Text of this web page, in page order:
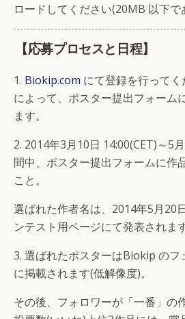
ロードしてください(20MB 以下で
【応募プロセスと日程】
1. Biokip.com にて登録を行って
によって、ポスター提出フォーム
ます。
2. 2014年3月10日 14:00(CET)～5
間中、ポスター提出フォームに作
こと。
選ばれた作者名は、2014年5月20
ンテスト用ページにて発表されます
3. 選ばれたポスターはBiokip のフ
に掲載されます(低解像度)。
その後、フォロワーが「一番」の